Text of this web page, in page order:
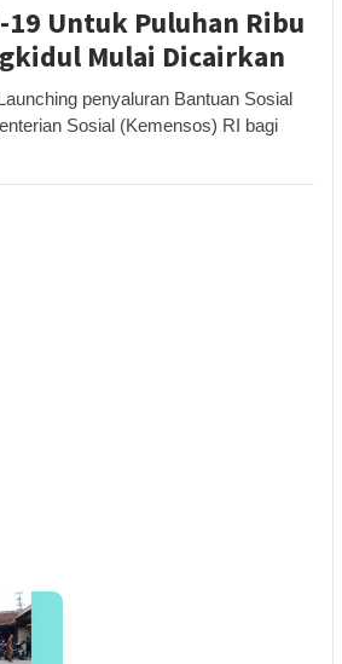
19 Untuk Puluhan Ribu
Mulai Dicairkan
penyaluran Bantuan Sosial
Sosial (Kemensos) RI bagi